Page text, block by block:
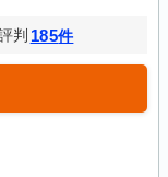
判 185件